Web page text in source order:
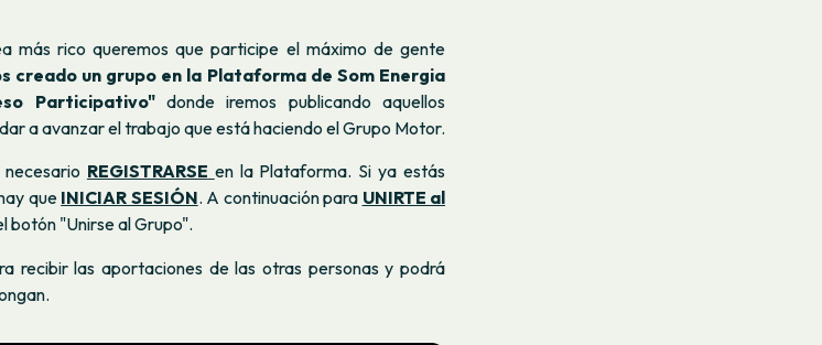
más rico queremos que participe el máximo de gente
creado un grupo en la Plataforma de Som Energia
Participativo"donde iremos publicando aquellos
a avanzar el trabajo que está haciendo el Grupo Motor.
REGISTRARSE en la Plataforma. Si ya estás
que INICIAR SESIÓN. A continuación para UNIRTE al
botón "Unirse al Grupo".
recibir las aportaciones de las otras personas y podrá